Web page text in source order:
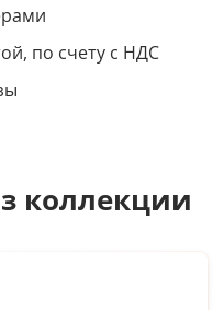
по счету с НДС
коллекции